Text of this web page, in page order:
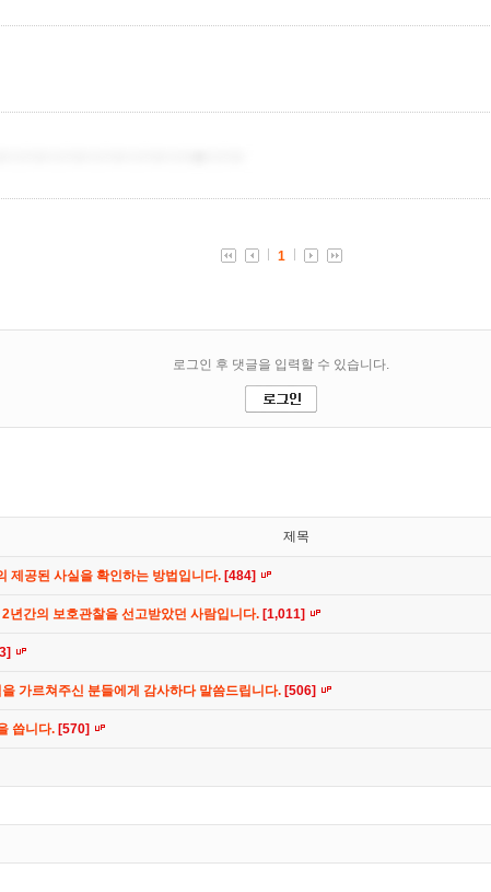
제목
제공된 사실을 확인하는 방법입니다. [484]
년간의 보호관찰을 선고받았던 사람입니다. [1,011]
가르쳐주신 분들에게 감사하다 말씀드립니다. [506]
씁니다. [570]